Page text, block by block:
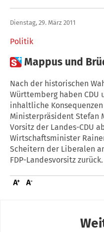
Politik
Dienstag, 29. März 2011
Mappus und
Nach der historischen
Württemberg haben CDU
inhaltliche
Ministerpräsident Stefan
Vorsitz der Landes-CDU
Wirtschaftsminister
Scheitern der Liberalen
FDP-Landesvorsitz zurück.